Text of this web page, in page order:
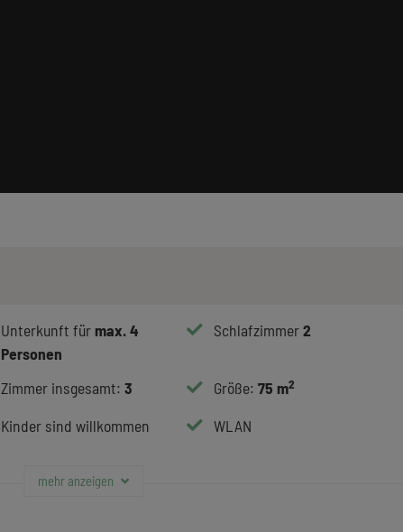
Unterkunft für max.4
Personen
Schlafzimmer2
Zimmer insgesamt:3 Größe: 75 m2
Kinder sind willkommen WLAN
mehr anzeigen